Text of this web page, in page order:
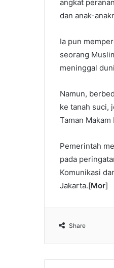
angkat
dan anak-
Ia pun
seorang
meninggal
Namun,
ke tanah suci,
Taman
Pemerintah
pada
Komunikasi
Jakarta.[Mor]
Share